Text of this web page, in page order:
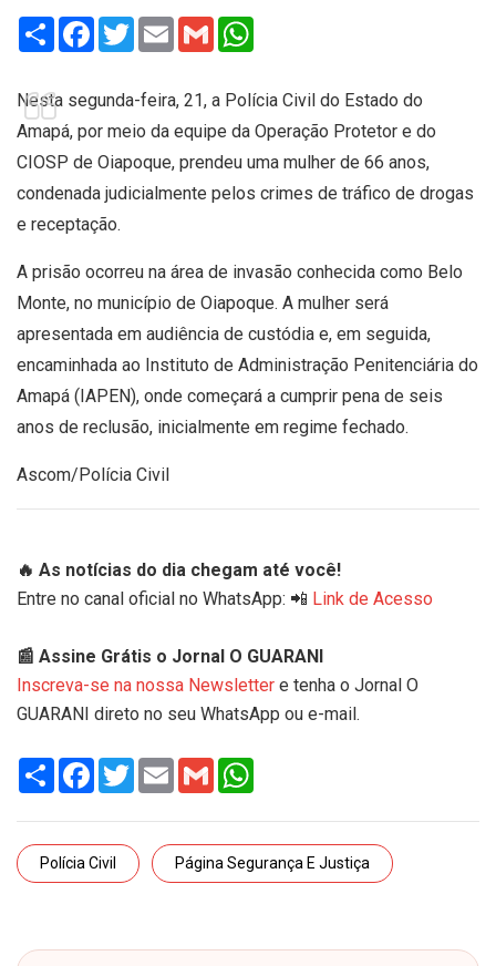
Share Facebook
TwitterEmail Gmail
Nesta segunda-feira, 21, a Polícia Civil do Estado do
Amapá, por meio da equipe da Operação Protetor e do
CIOSP de Oiapoque, prendeu uma mulher de 66 anos,
condenada judicialmente pelos crimes de tráfico de drogas
e receptação.
A prisão ocorreu na área de invasão conhecida como Belo
Monte, no município de Oiapoque. A mulher será
apresentada em audiência de custódia e, em seguida,
encaminhada ao Instituto de Administração Penitenciária do
Amapá (IAPEN), onde começará a cumprir pena de seis
anos de reclusão, inicialmente em regime fechado.
Ascom/Polícia Civil
🔥 As notícias do dia chegam até você!
Entre no canal oficial no WhatsApp: 📲 Link de Acesso
📰 Assine Grátis o Jornal O GUARANI
Inscreva-se na nossa Newsletter e tenha o Jornal O
GUARANI direto no seu WhatsApp ou e-mail.
Share Facebook
TwitterEmail Gmail
Polícia Civil Página Segurança E Justiça